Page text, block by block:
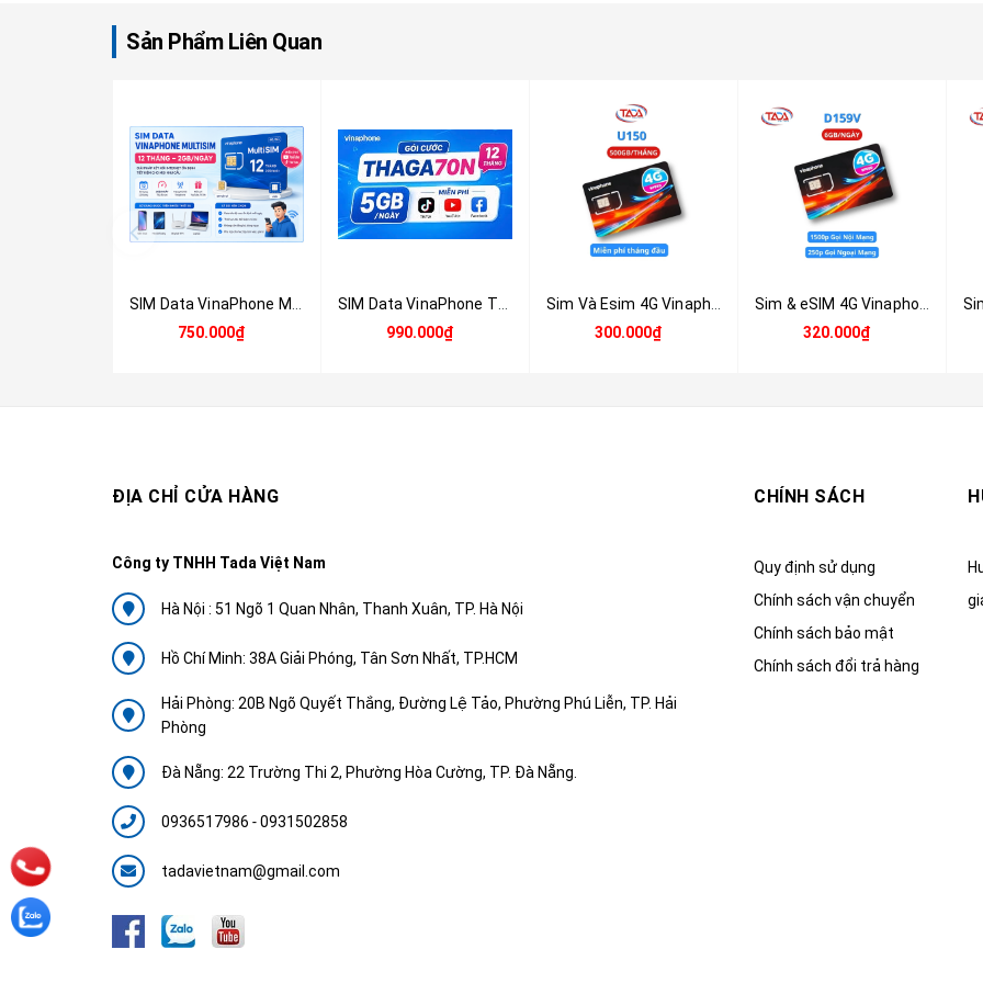
Sản Phẩm Liên Quan
750.000₫
990.000₫
300.000₫
320.000₫
ĐỊA CHỈ CỬA HÀNG
Công ty TNHH Tada Việt Nam
Hà Nội : 51 Ngõ 1 Quan Nhân, Thanh Xuân, TP. Hà Nội
Hồ Chí Minh: 38A Giải Phóng, Tân Sơn Nhất, TP.HCM
Hải Phòng: 20B Ngõ Quyết Thắng, Đường Lệ Tảo, Phường Phú Liễn, TP. Hải
Phòng
Đà Nẵng: 22 Trường Thi 2, Phường Hòa Cường, TP. Đà Nẵng.
0936517986 -0931502858
tadavietnam@gmail.com
CHÍNH SÁCH
Quy định sử dụng
Chính sách vận chuyển
Chính sách bảo mật
Chính sách đổi trả hàng